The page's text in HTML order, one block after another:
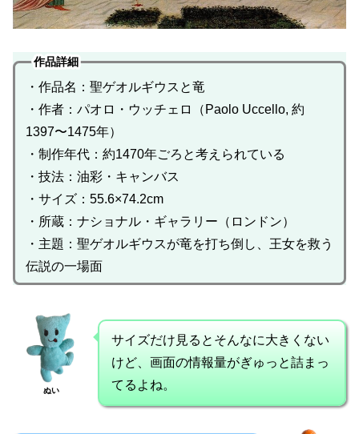
作品詳細
・作品名：聖ゲオルギウスと竜
・作者：パオロ・ウッチェロ（Paolo Uccello, 約
1397〜1475年）
・制作年代：約1470年ごろと考えられている
・技法：油彩・キャンバス
・サイズ：55.6×74.2cm
・所蔵：ナショナル・ギャラリー（ロンドン）
・主題：聖ゲオルギウスが竜を打ち倒し、王女を救う
伝説の一場面
ぬい
サイズだけ見るとそんなに大きくない
けど、画面の情報量がぎゅっと詰まっ
てるよね。